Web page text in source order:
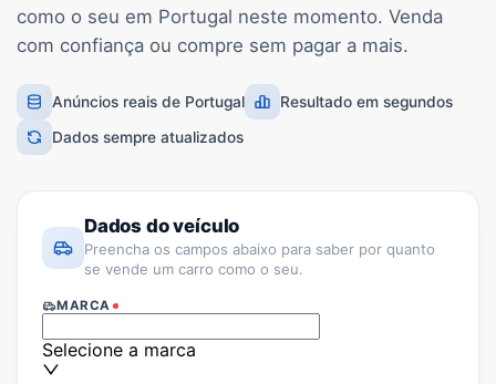
como o seu em Portugal neste momento. Venda
com confiança ou compre sem pagar a mais.
Anúncios reais de Portugal
Resultado em segundos
Dados sempre atualizados
Dados do veículo
Preencha os campos abaixo para saber por quanto
se vende um carro como o seu.
MARCA
Selecione a marca